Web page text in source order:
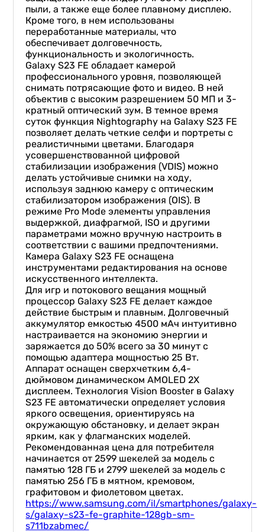
пыли, а также еще более плавному дисплею.
Кроме того, в нем использованы
переработанные материалы, что
обеспечивает долговечность,
функциональность и экологичность.
Galaxy S23 FE обладает камерой
профессионального уровня, позволяющей
снимать потрясающие фото и видео. В ней
объектив с высоким разрешением 50 МП и 3-
кратный оптический зум. В темное время
суток функция Nightography на Galaxy S23 FE
позволяет делать четкие селфи и портреты с
реалистичными цветами. Благодаря
усовершенствованной цифровой
стабилизации изображения (VDIS) можно
делать устойчивые снимки на ходу,
используя заднюю камеру с оптическим
стабилизатором изображения (OIS). В
режиме Pro Mode элементы управления
выдержкой, диафрагмой, ISO и другими
параметрами можно вручную настроить в
соответствии с вашими предпочтениями.
Камера Galaxy S23 FE оснащена
инструментами редактирования на основе
искусственного интеллекта.
Для игр и потокового вещания мощный
процессор Galaxy S23 FE делает каждое
действие быстрым и плавным. Долговечный
аккумулятор емкостью 4500 мАч интуитивно
настраивается на экономию энергии и
заряжается до 50% всего за 30 минут с
помощью адаптера мощностью 25 Вт.
Аппарат оснащен сверхчетким 6,4-
дюймовом динамическом AMOLED 2X
дисплеем. Технология Vision Booster в Galaxy
S23 FE автоматически определяет условия
яркого освещения, ориентируясь на
окружающую обстановку, и делает экран
ярким, как у флагманских моделей.
Рекомендованная цена для потребителя
начинается от 2599 шекелей за модель с
памятью 128 ГБ и 2799 шекелей за модель с
памятью 256 ГБ в мятном, кремовом,
графитовом и фиолетовом цветах.
https://www.samsung.com/il/smartphones/galaxy-
s/galaxy-s23-fe-graphite-128gb-sm-
s711bzabmec/